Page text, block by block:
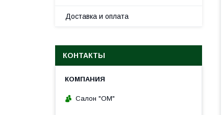
Доставка и оплата
КОНТАКТЫ
Салон "ОМ"